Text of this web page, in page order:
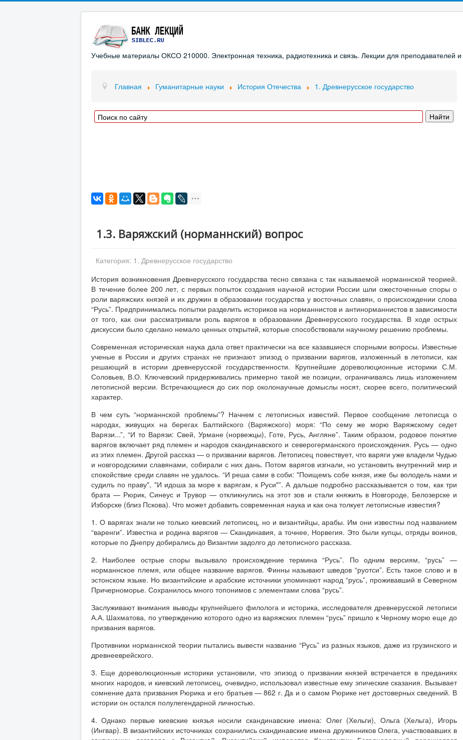
Учебные материалы ОКСО 210000. Электронная техника, радиотехника и связь. Лекции для преподавателей и
Главная Гуманитарные науки История Отечества 1. Древнерусское государство
1.3. Варяжский (норманнский) вопрос
Категория: 1. Древнерусское государство
История возникновения Древнерусского государства тесно связана с так называемой норманнской теорией.
В течение более 200 лет, с первых попыток создания научной истории России шли ожесточенные споры о
роли варяжских князей и их дружин в образовании государства у восточных славян, о происхождении слова
“Русь”. Предпринимались попытки разделить историков на норманнистов и антинорманнистов в зависимости
от того, как они рассматривали роль варягов в образовании Древнерусского государства. В ходе острых
дискуссии было сделано немало ценных открытий, которые способствовали научному решению проблемы.
Современная историческая наука дала ответ практически на все казавшиеся спорными вопросы. Известные
ученые в России и других странах не признают эпизод о призвании варягов, изложенный в летописи, как
решающий в истории древнерусской государственности. Крупнейшие дореволюционные историки С.М.
Соловьев, В.О. Ключевский придерживались примерно такой же позиции, ограничиваясь лишь изложением
летописной версии. Встречающиеся до сих пор околонаучные домыслы носят, скорее всего, политический
характер.
В чем суть “норманнской проблемы”? Начнем с летописных известий. Первое сообщение летописца о
народах, живущих на берегах Балтийского (Варяжского) моря: “По сему же морю Варяжскому седет
Варязи...”, “И то Варязи: Свей, Урмане (норвежцы), Готе, Русь, Англяне”. Таким образом, родовое понятие
варягов включает ряд племен и народов скандинавского и северогерманского происхождения. Русь — одно
из этих племен. Другой рассказ — о призвании варягов. Летописец повествует, что варяги уже владели Чудью
и новгородскими славянами, собирали с них дань. Потом варягов изгнали, но установить внутренний мир и
спокойствие среди славян не удалось. “И реша сами в соби: "Поищемъ собе князя, иже бы володель нами и
судилъ по праву", "И идоша за море к варягам, к Руси"”. А дальше подробно рассказывается о том, как три
брата — Рюрик, Синеус и Трувор — откликнулись на этот зов и стали княжить в Новгороде, Белозерске и
Изборске (близ Пскова). Что может добавить современная наука и как она толкует летописные известия?
1. О варягах знали не только киевский летописец, но и византийцы, арабы. Им они известны под названием
“варенги”. Известна и родина варягов — Скандинавия, а точнее, Норвегия. Это были купцы, отряды воинов,
которые по Днепру добирались до Византии задолго до летописного рассказа.
2. Наиболее острые споры вызывало происхождение термина “Русь”. По одним версиям, “русь” —
норманнское племя, или общее название варягов. Финны называют шведов “руотси”. Есть такое слово и в
эстонском языке. Но византийские и арабские источники упоминают народ “русь”, проживавший в Северном
Причерноморье. Сохранилось много топонимов с элементами слова “русь”.
Заслуживают внимания выводы крупнейшего филолога и историка, исследователя древнерусской летописи
А.А. Шахматова, по утверждению которого одно из варяжских племен “русь” пришло к Черному морю еще до
призвания варягов.
Противники норманнской теории пытались вывести название “Русь” из разных языков, даже из грузинского и
древнееврейского.
3. Еще дореволюционные историки установили, что эпизод о призвании князей встречается в преданиях
многих народов, и киевский летописец, очевидно, использовал известные ему эпические сказания. Вызывает
сомнение дата призвания Рюрика и его братьев — 862 г. Да и о самом Рюрике нет достоверных сведений. В
истории он остался полулегендарной личностью.
4. Однако первые киевские князья носили скандинавские имена: Олег (Хельги), Ольга (Хельга), Игорь
(Ингвар). В византийских источниках сохранились скандинавские имена дружинников Олега, участвовавших в